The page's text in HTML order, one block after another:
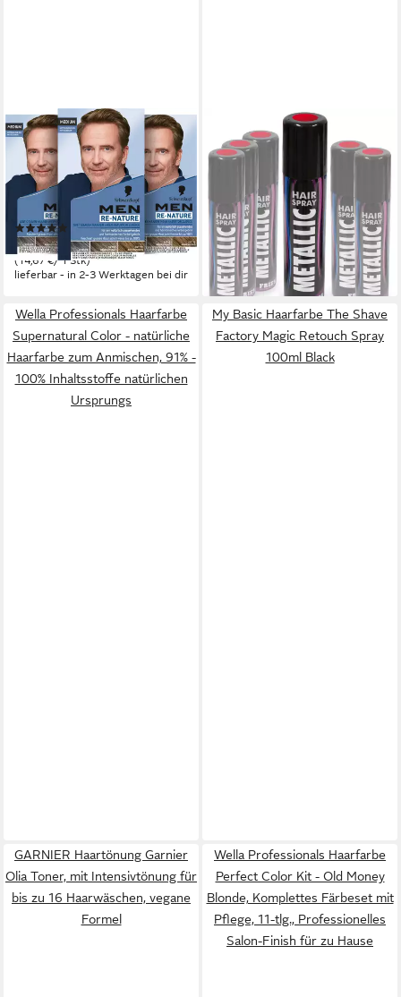
SCHWARZKOPF
Haarfarbe MEN RE-NATURE
Naturton Medium Mittelblond
bis Mittelbraun 3 x 145ml,
Spar-Pack, 3-tlg., Stellt ohne
Haare färben die
Naturhaarfarbe wieder her
(1)
44,02 €
(14,67 €/ 1 Stk)
lieferbar - in 2-3 Werktagen bei dir
Haarfarbe Metallic Color
Haarspray 100 ml Pink Bronze
Rot Blau Grün Lila, Metallic-
Haare für jeden Partylook
5,99 €
lieferbar - in 5-6 Werktagen bei dir
+1
Wella Professionals Haarfarbe
Supernatural Color - natürliche
Haarfarbe zum Anmischen, 91% -
100% Inhaltsstoffe natürlichen
Ursprungs
My Basic Haarfarbe The Shave
Factory Magic Retouch Spray
100ml Black
GARNIER Haartönung Garnier
Olia Toner, mit Intensivtönung für
bis zu 16 Haarwäschen, vegane
Formel
Wella Professionals Haarfarbe
Perfect Color Kit - Old Money
Blonde, Komplettes Färbeset mit
Pflege, 11-tlg., Professionelles
Salon-Finish für zu Hause